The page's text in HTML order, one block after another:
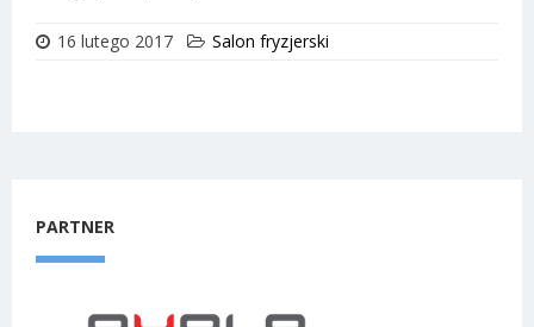
16 lutego 2017 Salon fryzjerski
PARTNER